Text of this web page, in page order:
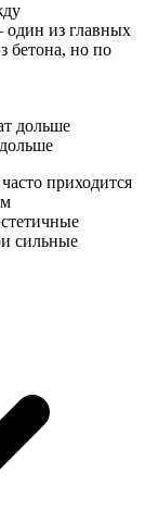
один из главных
бетона, но по
приходится
сильные